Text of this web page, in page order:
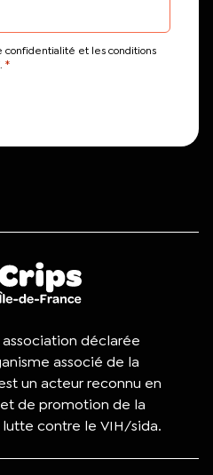
confidentialité et les conditions
*
déclarée
associé de la
un acteur reconnu en
de promotion de la
lutte contre le VIH/sida.